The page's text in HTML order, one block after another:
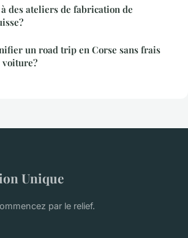
des ateliers de fabrication de
un road trip en Corse sans frais
voiture?
Unique
par le relief.